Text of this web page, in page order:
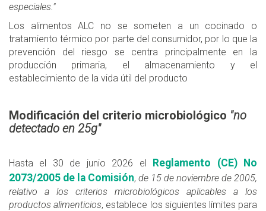
especiales."
Los alimentos ALC no se someten a un cocinado o
tratamiento térmico por parte del consumidor, por lo que la
prevención del riesgo se centra principalmente en la
producción primaria, el almacenamiento y el
establecimiento de la vida útil del producto
Modificación del criterio microbiológico "no
detectado en 25g"
Hasta el 30 de junio 2026 el Reglamento (CE) No
2073/2005 de la Comisión, de 15 de noviembre de 2005,
relativo a los criterios microbiológicos aplicables a los
productos alimenticios, establece los siguientes límites para